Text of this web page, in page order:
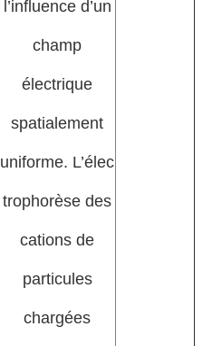
l’influence d’un
champ
électrique
spatialement
uniforme. L’élec
trophorèse des
cations de
particules
chargées